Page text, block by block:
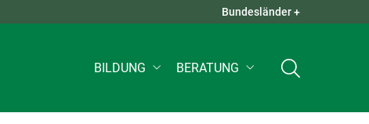
QUICK LINKS +
Bundesländer +
BILDUNG BERATUNG